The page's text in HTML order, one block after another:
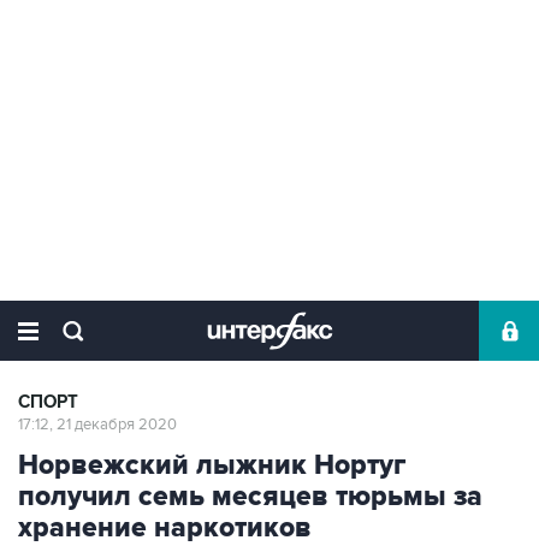
СПОРТ
17:12, 21 декабря 2020
Норвежский лыжник Нортуг
получил семь месяцев тюрьмы за
хранение наркотиков